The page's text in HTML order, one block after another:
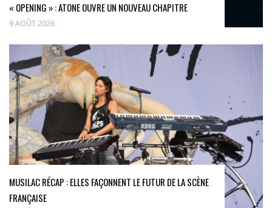
« OPENING » : ATONE OUVRE UN NOUVEAU CHAPITRE
9 AOÛT 2026
MUSILAC RÉCAP : ELLES FAÇONNENT LE FUTUR DE LA SCÈNE
FRANÇAISE